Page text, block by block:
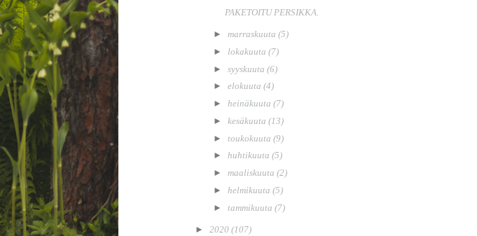
PAKETOITU PERSIKKA.
► marraskuuta (5)
► lokakuuta (7)
► syyskuuta (6)
► elokuuta (4)
► heinäkuuta (7)
► kesäkuuta (13)
► toukokuuta (9)
► huhtikuuta (5)
► maaliskuuta (2)
► helmikuuta (5)
► tammikuuta (7)
► 2020(107)